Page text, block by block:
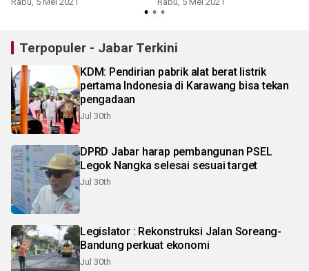
Terpopuler - Jabar Terkini
KDM: Pendirian pabrik alat berat listrik
pertama Indonesia di Karawang bisa tekan
pengadaan
Jul 30th
DPRD Jabar harap pembangunan PSEL
Legok Nangka selesai sesuai target
Jul 30th
Legislator : Rekonstruksi Jalan Soreang-
Bandung perkuat ekonomi
Jul 30th